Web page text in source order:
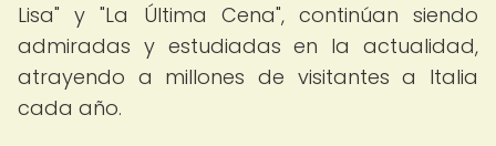
Lisa" y "La Última Cena", continúan siendo
admiradas y estudiadas en la actualidad,
atrayendo a millones de visitantes a Italia
cada año.